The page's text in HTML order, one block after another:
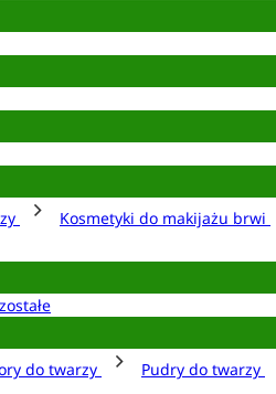
Kosmetyki do makijażu brwi
do twarzy Pudry do twarzy